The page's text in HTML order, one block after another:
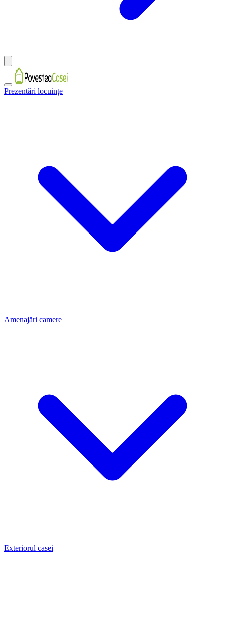
Prezentări locuințe
Amenajări camere
Exteriorul casei